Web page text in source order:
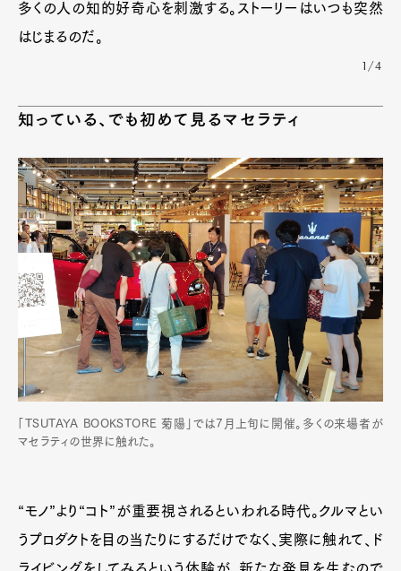
多くの人の知的好奇心を刺激する。ストーリーはいつも突然
はじまるのだ。
1/4
知っている、でも初めて見るマセラティ
「TSUTAYA BOOKSTORE 菊陽」では7月上旬に開催。多くの来場者が
マセラティの世界に触れた。
“モノ”より“コト”が重要視されるといわれる時代。クルマとい
うプロダクトを目の当たりにするだけでなく、実際に触れて、ド